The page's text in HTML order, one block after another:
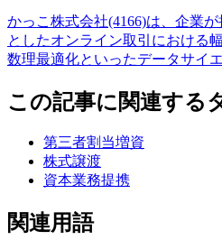
かっこ株式会社(4166)は、企業
としたオンライン取引における
数理最適化といったデータサイ
この記事に関連する
第三者割当増資
株式譲渡
資本業務提携
関連用語